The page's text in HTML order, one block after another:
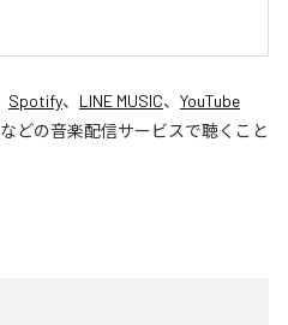
Spotify、 LINE MUSIC、 YouTube
などの音楽配信サービスで聴くこと